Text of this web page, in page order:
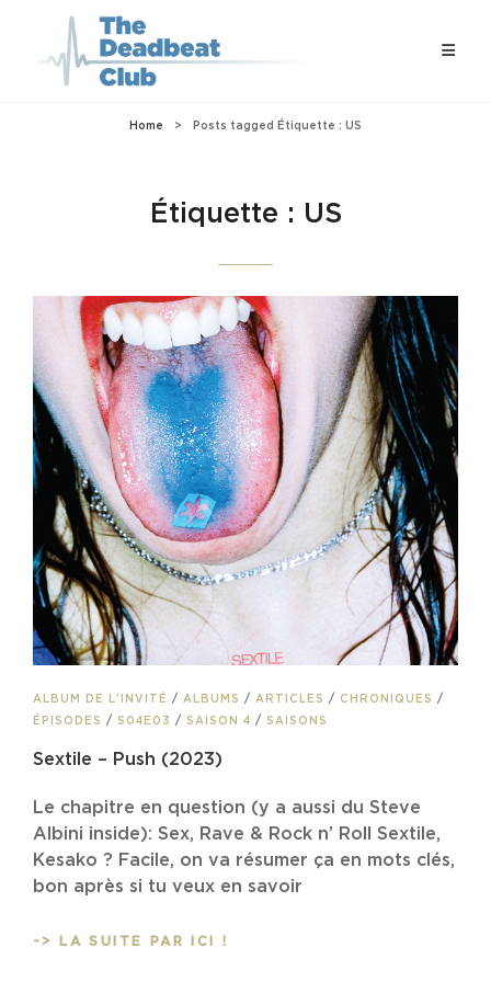
Home > Posts tagged Étiquette : US
Étiquette : US
CAT
LINKS
ALBUM DE L'INVITÉ / ALBUMS / ARTICLES / CHRONIQUES /
ÉPISODES / S04E03 / SAISON 4 / SAISONS
Sextile – Push (2023)
Le chapitre en question (y a aussi du Steve
Albini inside): Sex, Rave & Rock n’ Roll Sextile,
Kesako ? Facile, on va résumer ça en mots clés,
bon après si tu veux en savoir
-> LA SUITE PAR ICI !